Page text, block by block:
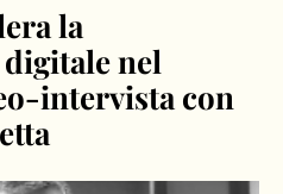
la
nel
intervista con